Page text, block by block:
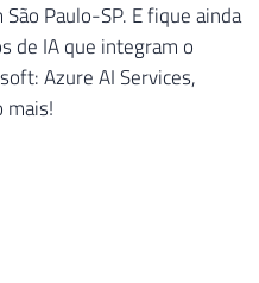
Paulo-SP. E fique ainda
de IA que integram o
Azure AI Services,
mais!